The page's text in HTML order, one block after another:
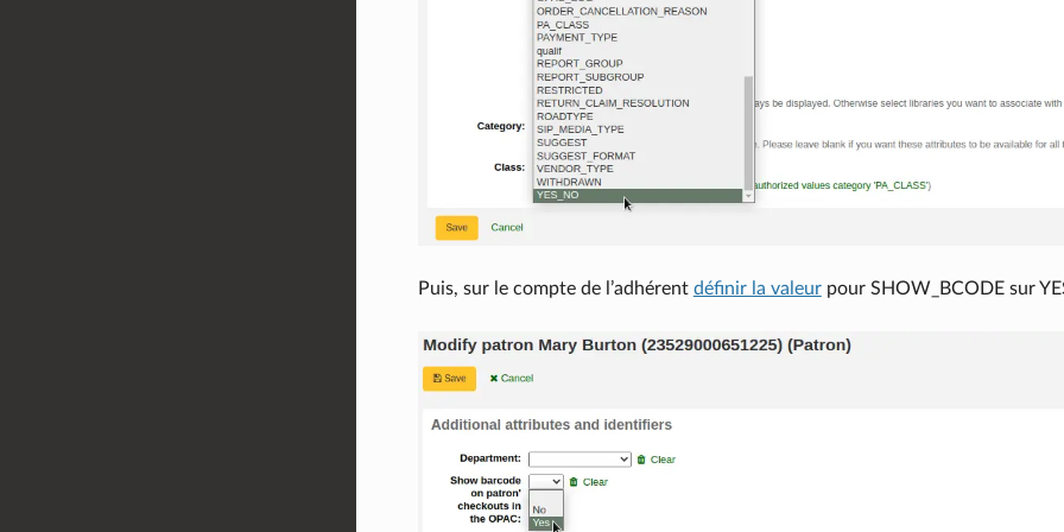
Puis, sur le compte de l’adhérent définir la valeurpour SHOW_BCODE sur